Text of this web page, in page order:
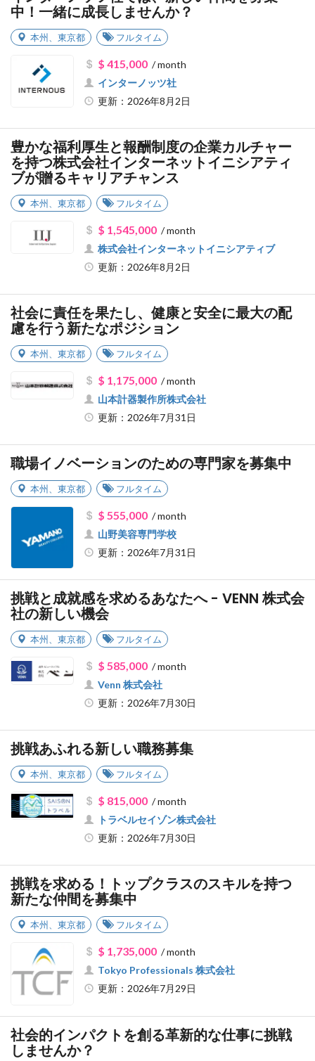
中！一緒に成長しませんか？
本州 東京都 フルタイム
$ 415,000/ month
インターノッツ社
更新：2026年8月2日
豊かな福利厚生と報酬制度の企業カルチャー
を持つ株式会社インターネットイニシアティ
ブが贈るキャリアチャンス
本州 東京都 フルタイム
$ 1,545,000/ month
株式会社インターネットイニシアティブ
更新：2026年8月2日
社会に責任を果たし、健康と安全に最大の配
慮を行う新たなポジション
本州 東京都 フルタイム
$ 1,175,000/ month
山本計器製作所株式会社
更新：2026年7月31日
職場イノベーションのための専門家を募集中
本州 東京都 フルタイム
$ 555,000/ month
山野美容専門学校
更新：2026年7月31日
挑戦と成就感を求めるあなたへ - VENN 株式会
社の新しい機会
本州 東京都 フルタイム
$ 585,000/ month
Venn 株式会社
更新：2026年7月30日
挑戦あふれる新しい職務募集
本州 東京都 フルタイム
$ 815,000/ month
トラベルセイゾン株式会社
更新：2026年7月30日
挑戦を求める！トップクラスのスキルを持つ
新たな仲間を募集中
本州 東京都 フルタイム
$ 1,735,000/ month
Tokyo Professionals 株式会社
更新：2026年7月29日
社会的インパクトを創る革新的な仕事に挑戦
しませんか？